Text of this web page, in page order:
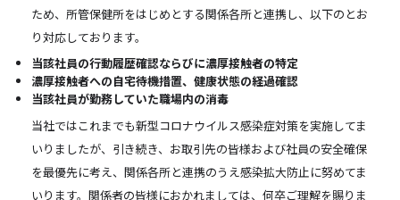
ため、所管保健所をはじめとする関係各所と連携し、以下のとお
り対応しております。
当該社員の行動履歴確認ならびに濃厚接触者の特定
濃厚接触者への自宅待機措置、健康状態の経過確認
当該社員が勤務していた職場内の消毒
当社ではこれまでも新型コロナウイルス感染症対策を実施してま
いりましたが、引き続き、お取引先の皆様および社員の安全確保
を最優先に考え、関係各所と連携のうえ感染拡大防止に努めてま
いります。関係者の皆様におかれましては、何卒ご理解を賜りま